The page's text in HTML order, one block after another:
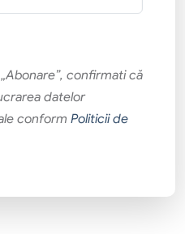
confirmati că
datelor
conform Politicii de